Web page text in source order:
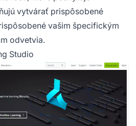
vytvárať prispôsobené
vašim špecifickým
odvetvia.
Studio